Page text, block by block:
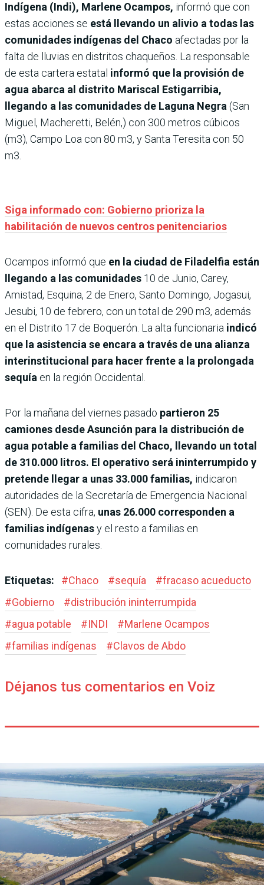
Indígena (Indi), Marlene Ocampos, informó que con
estas acciones se está llevando un alivio a todas las
comunidades indígenas del Chaco afectadas por la
falta de lluvias en distritos chaqueños. La responsable
de esta cartera estatal informó que la provisión de
agua abarca al distrito Mariscal Estigarribia,
llegando a las comunidades de Laguna Negra(San
Miguel, Macheretti, Belén,) con 300 metros cúbicos
(m3), Campo Loa con 80 m3, y Santa Teresita con 50
m3.
Siga informado con: Gobierno prioriza la
habilitación de nuevos centros penitenciarios
Ocampos informó que en la ciudad de Filadelfia están
llegando a las comunidades 10 de Junio, Carey,
Amistad, Esquina, 2 de Enero, Santo Domingo, Jogasui,
Jesubi, 10 de febrero, con un total de 290 m3, además
en el Distrito 17 de Boquerón. La alta funcionaria indicó
que la asistencia se encara a través de una alianza
interinstitucional para hacer frente a la prolongada
sequía en la región Occidental.
Por la mañana del viernes pasado partieron 25
camiones desde Asunción para la distribución de
agua potable a familias del Chaco, llevando un total
de 310.000 litros. El operativo será ininterrumpido y
pretende llegar a unas 33.000 familias, indicaron
autoridades de la Secretaría de Emergencia Nacional
(SEN). De esta cifra, unas 26.000 corresponden a
familias indígenasy el resto a familias en
comunidades rurales.
Etiquetas: #Chaco #sequía #fracaso acueducto
#Gobierno #distribución ininterrumpida
#agua potable #INDI #Marlene Ocampos
#familias indígenas #Clavos de Abdo
Déjanos tus comentarios en Voiz